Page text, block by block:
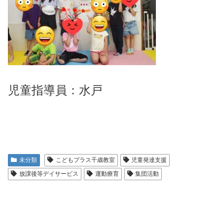
児童指導員：水戸
未分類 こどもプラス千歳教室
児童発達支援
放課後等デイサービス
運動療育 集団活動